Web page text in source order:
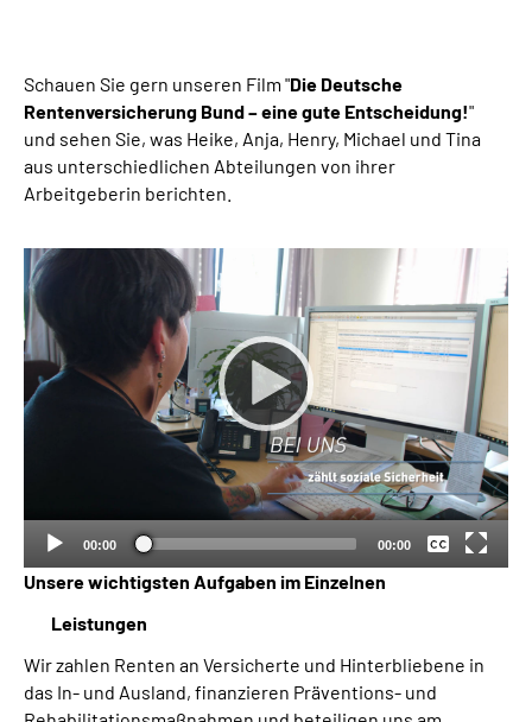
Schauen Sie gern unseren Film "Die Deutsche
Rentenversicherung Bund – eine gute Entscheidung!"
und sehen Sie, was Heike, Anja, Henry, Michael und Tina
aus unterschiedlichen Abteilungen von ihrer
Arbeitgeberin berichten.
00:00 00:00
Keine
Deutsch
Unsere wichtigsten Aufgaben im Einzelnen
Leistungen
Wir zahlen Renten an Versicherte und Hinterbliebene in
das In- und Ausland, finanzieren Präventions- und